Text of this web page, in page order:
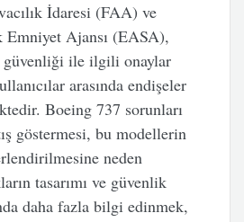
İdaresi (FAA) ve
Emniyet Ajansı (EASA),
güvenliği ile ilgili onaylar
arasında endişeler
Boeing 737 sorunları
göstermesi, bu modellerin
neden
tasarımı ve güvenlik
daha fazla bilgi edinmek,